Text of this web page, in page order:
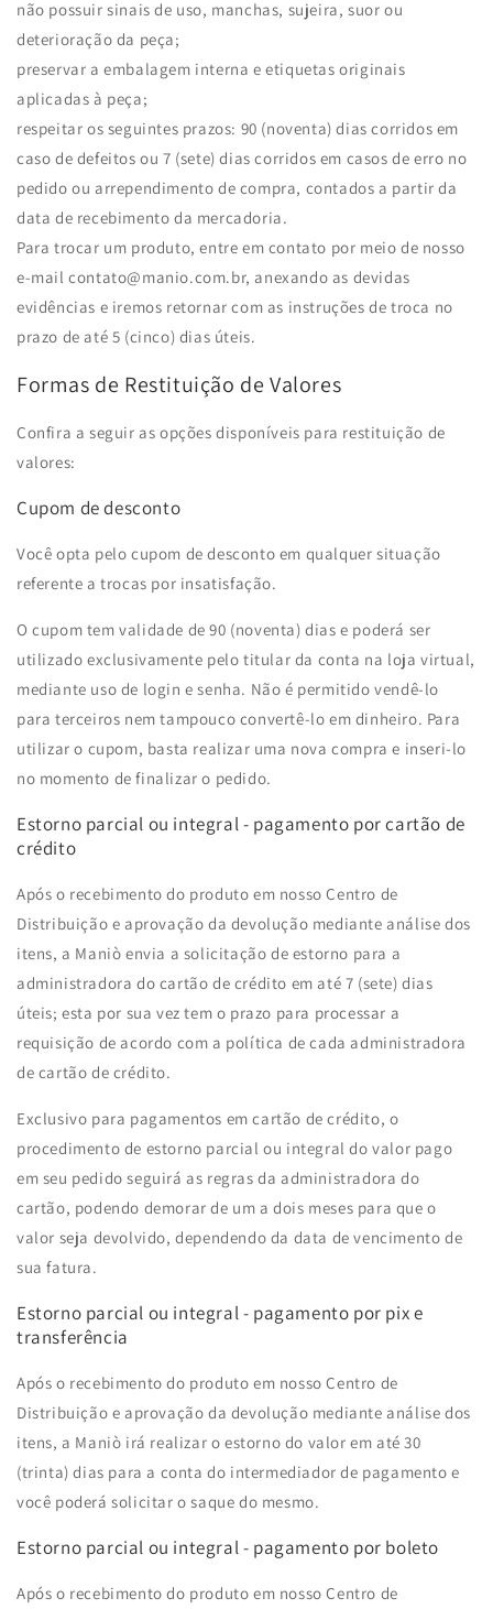
não possuir sinais de uso, manchas, sujeira, suor ou
deterioração da peça;
preservar a embalagem interna e etiquetas originais
aplicadas à peça;
respeitar os seguintes prazos: 90 (noventa) dias corridos em
caso de defeitos ou 7 (sete) dias corridos em casos de erro no
pedido ou arrependimento de compra, contados a partir da
data de recebimento da mercadoria.
Para trocar um produto, entre em contato por meio de nosso
e-mail contato@manio.com.br, anexando as devidas
evidências e iremos retornar com as instruções de troca no
prazo de até 5 (cinco) dias úteis.
Formas de Restituição de Valores
Confira a seguir as opções disponíveis para restituição de
valores:
Cupom de desconto
Você opta pelo cupom de desconto em qualquer situação
referente a trocas por insatisfação.
O cupom tem validade de 90 (noventa) dias e poderá ser
utilizado exclusivamente pelo titular da conta na loja virtual,
mediante uso de login e senha. Não é permitido vendê-lo
para terceiros nem tampouco convertê-lo em dinheiro. Para
utilizar o cupom, basta realizar uma nova compra e inseri-lo
no momento de finalizar o pedido.
Estorno parcial ou integral - pagamento por cartão de
crédito
Após o recebimento do produto em nosso Centro de
Distribuição e aprovação da devolução mediante análise dos
itens, a Maniò envia a solicitação de estorno para a
administradora do cartão de crédito em até 7 (sete) dias
úteis; esta por sua vez tem o prazo para processar a
requisição de acordo com a política de cada administradora
de cartão de crédito.
Exclusivo para pagamentos em cartão de crédito, o
procedimento de estorno parcial ou integral do valor pago
em seu pedido seguirá as regras da administradora do
cartão, podendo demorar de um a dois meses para que o
valor seja devolvido, dependendo da data de vencimento de
sua fatura.
Estorno parcial ou integral - pagamento por pix e
transferência
Após o recebimento do produto em nosso Centro de
Distribuição e aprovação da devolução mediante análise dos
itens, a Maniò irá realizar o estorno do valor em até 30
(trinta) dias para a conta do intermediador de pagamento e
você poderá solicitar o saque do mesmo.
Estorno parcial ou integral - pagamento por boleto
Após o recebimento do produto em nosso Centro de